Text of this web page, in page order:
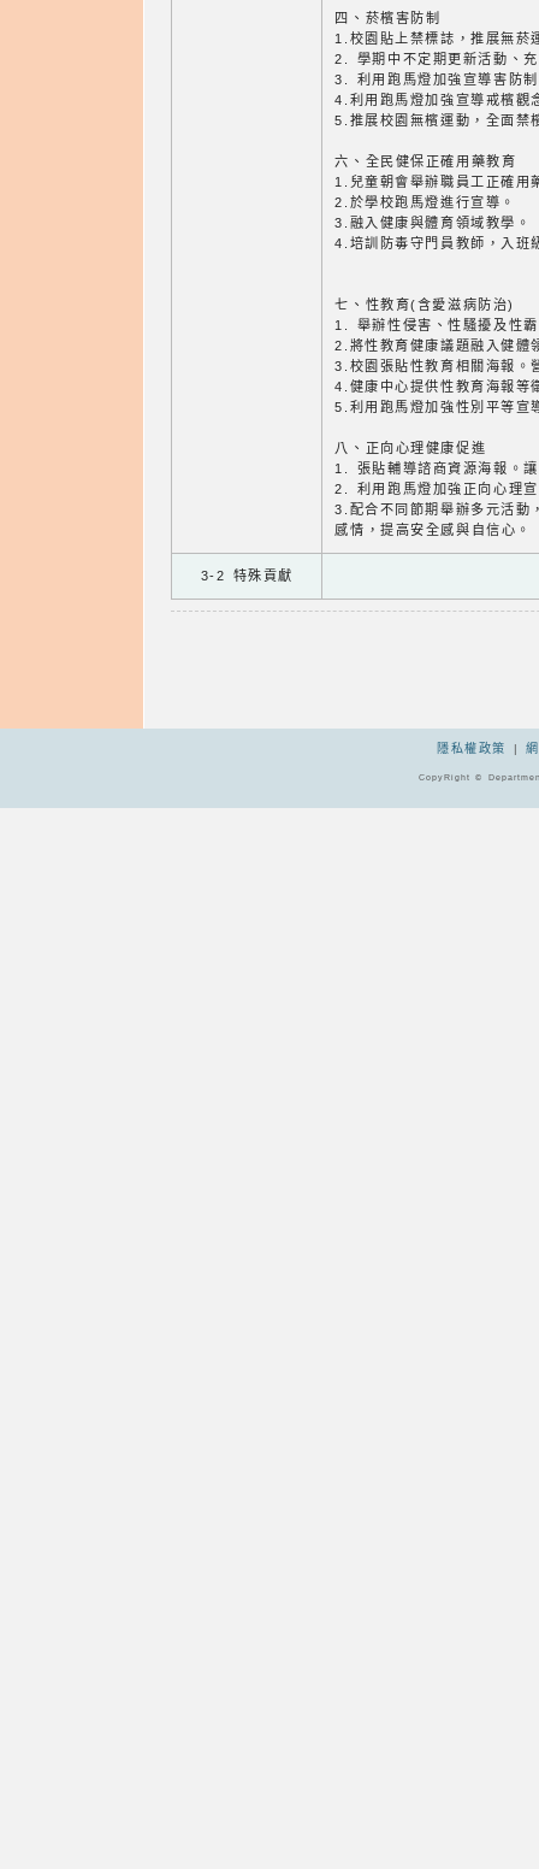
四、菸檳害防制
1.校園貼上禁標誌，推展無菸
2. 學期中不定期更新活動、
3. 利用跑馬燈加強宣導害防
4.利用跑馬燈加強宣導戒檳觀
5.推展校園無檳運動，全面禁
六、全民健保正確用藥教育
1.兒童朝會舉辦職員工正確用
2.於學校跑馬燈進行宣導。
3.融入健康與體育領域教學。
4.培訓防毒守門員教師，入班
七、性教育(含愛滋病防治)
1. 舉辦性侵害、性騷擾及性
2.將性教育健康議題融入健體
3.校園張貼性教育相關海報。
4.健康中心提供性教育海報等
5.利用跑馬燈加強性別平等宣
八、正向心理健康促進
1. 張貼輔導諮商資源海報。
2. 利用跑馬燈加強正向心理
3.配合不同節期舉辦多元活動
感情，提高安全感與自信心。
3-2 特殊貢獻
隱私權政策 |
CopyRight ©